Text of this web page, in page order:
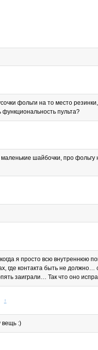
фольги на то место
функциональность пульта?
шайбочки, про
я просто всю внутреннюю
где контакта быть не
заиграли… Так что оно
↑
вещь :)